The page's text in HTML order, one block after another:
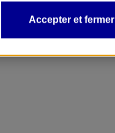
Accepter et fermer